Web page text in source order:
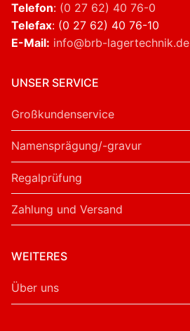
Telefon: (0 27 62) 40 76-0
Telefax: (0 27 62) 40 76-10
E-Mail: info@brb-lagertechnik.de
UNSER SERVICE
Großkundenservice
Namensprägung/-gravur
Regalprüfung
Zahlung und Versand
WEITERES
Über uns